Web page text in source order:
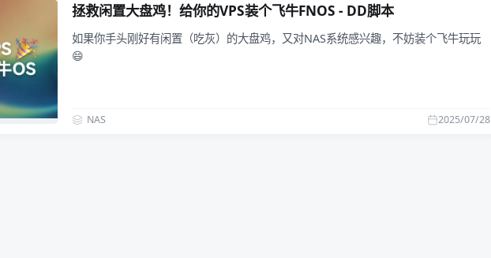
拯救闲置大盘鸡！给你的VPS装个飞牛FNOS - DD脚本
如果你手头刚好有闲置（吃灰）的大盘鸡，又对NAS系统感兴趣，不妨装个飞牛玩玩
😄
2025/07/28
NAS